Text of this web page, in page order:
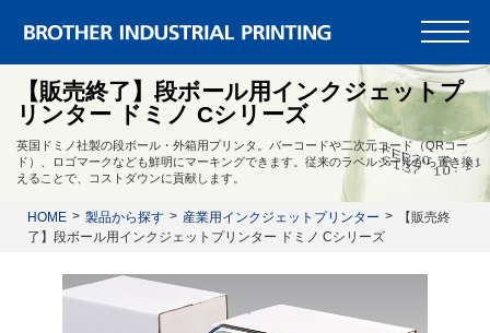
【販売終了】段ボール用インクジェットプ
リンター ドミノ Cシリーズ
英国ドミノ社製の段ボール・外箱用プリンタ。バーコードや二次元コード（QRコー
ド）、ロゴマークなども鮮明にマーキングできます。従来のラベルシールから置き換
えることで、コストダウンに貢献します。
HOME 製品から探す 産業用インクジェットプリンター
【販売終
了】段ボール用インクジェットプリンター ドミノ Cシリーズ